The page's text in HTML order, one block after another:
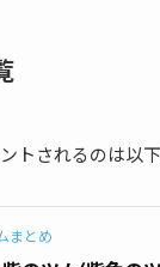
トされるのは以下
まとめ